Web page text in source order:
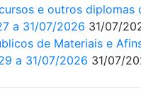
e outros diplomas
a 31/07/2026 31/07/
de Materiais e
a 31/07/2026 31/07/